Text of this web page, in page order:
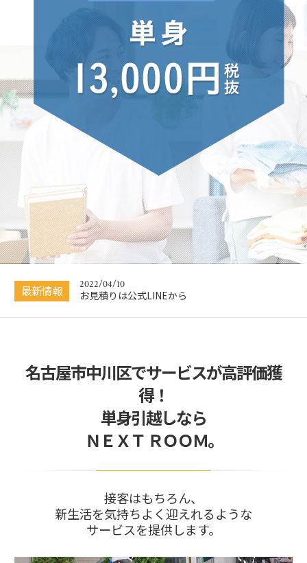
最新情報
2020/12/05
引越し業者選びで失敗しない方法
2025/02/27
2025年3月のご予約状況
2022/04/10
お見積りは公式LINEから
2020/12/18
お客様からの嬉しい口コミ
2020/12/05
引越し業者選びで失敗しない方法
名古屋市中川区でサービスが高評価獲
得！
単身引越しなら
ＮＥＸＴ ＲＯＯＭ。
接客はもちろん、
新生活を気持ちよく迎えれるような
サービスを提供します。